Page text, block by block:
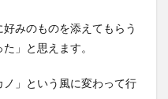
みのものを添えてもらう
」と思えます。
」という風に変わって行